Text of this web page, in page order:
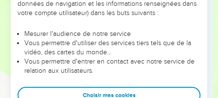
auprès de Dieu (3.32), proclame être plus qu’un témoin : il
affirme être la Vie qui libère, la Lumière qui délivre des
ténèbres, la Vérité qui affranchit du mensonge, en un mot :
le Seigneur lui-même.
Devant de telles affirmations, on ne pouvait que condamner
ou croire. La plupart ont crié au *blasphème, mais plusieurs
ont fait *confiance à cet étonnant Messager : « Seigneur,
données de navigation et les informations renseignées dans
votre compte utilisateur) dans les buts suivants :
Mesurer l'audience de notre service
Vous permettre d'utiliser des services tiers tels que de la
vidéo, des cartes du monde…
Vous permettre d'entrer en contact avec notre service de
relation aux utilisateurs.
Choisir mes cookies